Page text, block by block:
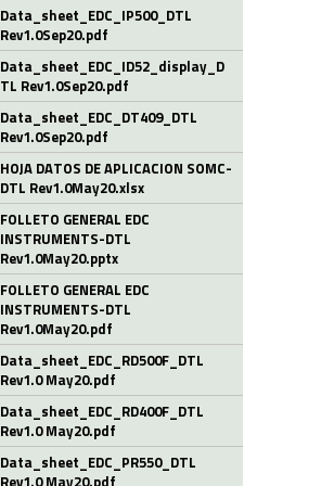
Data_sheet_EDC_IP500_DTL
Rev1.0Sep20.pdf
Data_sheet_EDC_ID52_display_D
TL Rev1.0Sep20.pdf
Data_sheet_EDC_DT409_DTL
Rev1.0Sep20.pdf
HOJA DATOS DE APLICACION SOMC-
DTL Rev1.0May20.xlsx
FOLLETO GENERAL EDC
INSTRUMENTS-DTL
Rev1.0May20.pptx
FOLLETO GENERAL EDC
INSTRUMENTS-DTL
Rev1.0May20.pdf
Data_sheet_EDC_RD500F_DTL
Rev1.0 May20.pdf
Data_sheet_EDC_RD400F_DTL
Rev1.0 May20.pdf
Data_sheet_EDC_PR550_DTL
Rev1.0 May20.pdf